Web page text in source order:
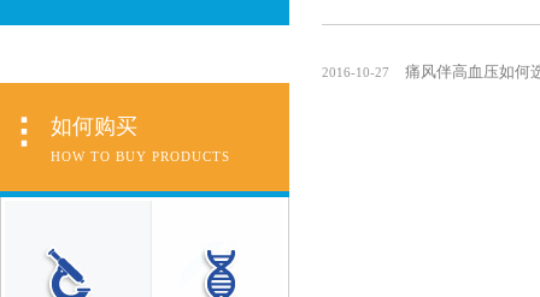
2016-10-27 痛风伴高血压如何
如何购买
HOW TO BUY PRODUCTS